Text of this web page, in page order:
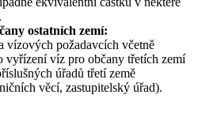
ostatních zemí:
vízových požadavcích včetně
vyřízení víz pro občany třetích zemí
úřadů třetí země
věcí, zastupitelský úřad).